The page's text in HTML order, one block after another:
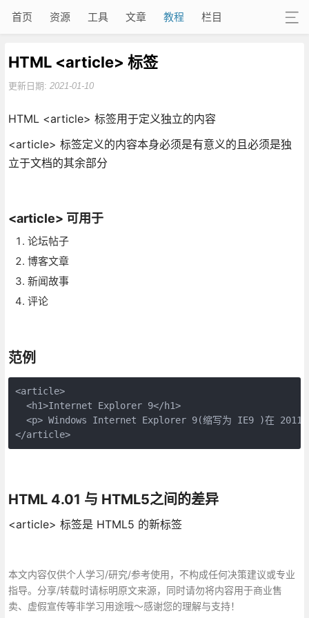
首页 资源 工具 文章 教程 栏目
HTML <article> 标签
更新日期: 2021-01-10
HTML <article> 标签用于定义独立的内容
<article> 标签定义的内容本身必须是有意义的且必须是独
立于文档的其余部分
<article> 可用于
论坛帖子
博客文章
新闻故事
评论
范例
<article>
  <h1>Internet Explorer 9</h1>
<p> Windows Internet Explorer 9(缩写为 IE9 )在 2011
</article>
HTML 4.01 与 HTML5之间的差异
<article> 标签是 HTML5 的新标签
本文内容仅供个人学习/研究/参考使用，不构成任何决策建议或专业
指导。分享/转载时请标明原文来源，同时请勿将内容用于商业售
卖、虚假宣传等非学习用途哦～感谢您的理解与支持！